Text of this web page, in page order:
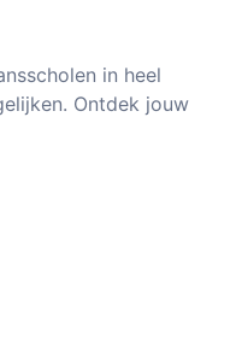
in heel
Ontdek jouw